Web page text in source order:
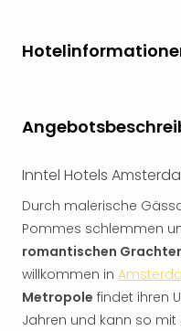
Inntel Hotels
Durch malerische
Pommes schlemmen
romantischen
willkommen in
Metropole findet ihren
Jahren und kann so mit